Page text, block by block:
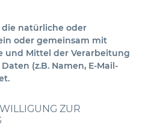
natürliche oder
oder gemeinsam mit
und Mittel der Verarbeitung
(z.B. Namen, E-Mail-
ZUR